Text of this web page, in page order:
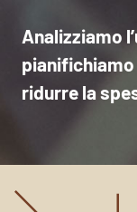
Analizziamo
ridurre la